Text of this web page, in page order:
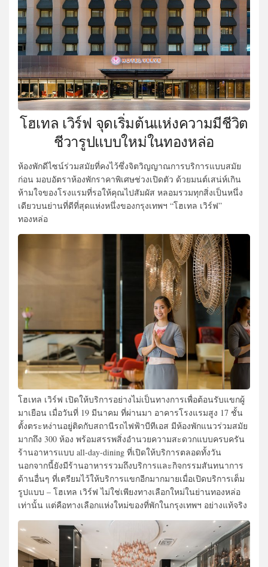
โฮเทล เวิร์ฟ จุดเริ่มต้นแห่งความมีชีวิต
ชีวารูปแบบใหม่ในทองหล่อ
ห้องพักดีไซน์ร่วมสมัยที่คงไว้ซึ่งจิตวิญญาณการบริการแบบสมัย
ก่อน มอบอัตราห้องพักราคาพิเศษช่วงเปิดตัว ด้วยมนต์เสน่ห์เกิน
ห้ามใจของโรงแรมที่รอให้คุณไปสัมผัส หลอมรวมทุกสิ่งเป็นหนึ่ง
เดียวบนย่านที่ดีที่สุดแห่งหนึ่งของกรุงเทพฯ “โฮเทล เวิร์ฟ”
ทองหล่อ
โฮเทล เวิร์ฟ เปิดให้บริการอย่างไม่เป็นทางการเพื่อต้อนรับแขกผู้
มาเยือน เมื่อวันที่ 19 มีนาคม ที่ผ่านมา อาคารโรงแรมสูง 17 ชั้น
ตั้งตระหง่านอยู่ติดกับสถานีรถไฟฟ้าบีทีเอส มีห้องพักแนวร่วมสมัย
มากถึง 300 ห้อง พร้อมสรรพสิ่งอำนวยความสะดวกแบบครบครัน
ร้านอาหารแบบ all-day-dining ที่เปิดให้บริการตลอดทั้งวัน
นอกจากนี้ยังมีร้านอาหารรวมถึงบริการและกิจกรรมสันทนาการ
ด้านอื่นๆ ที่เตรียมไว้ให้บริการแขกอีกมากมายเมื่อเปิดบริการเต็ม
รูปแบบ – โฮเทล เวิร์ฟ ไม่ใช่เพียงทางเลือกใหม่ในย่านทองหล่อ
เท่านั้น แต่คือทางเลือกแห่งใหม่ของที่พักในกรุงเทพฯ อย่างแท้จริง